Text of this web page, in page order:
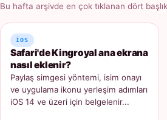
Bu hafta arşivde en çok tıklanan dört başlık
IOS
Safari'de Kingroyal ana ekrana
nasıl eklenir?
Paylaş simgesi yöntemi, isim onayı
ve uygulama ikonu yerleşim adımları
iOS 14 ve üzeri için belgelenir...